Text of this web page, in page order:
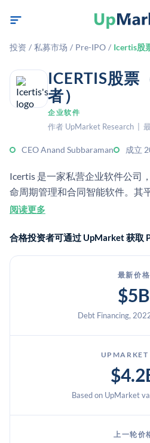
投资 / 私募市场 / Pre-IPO / Icertis股
ICERTIS股票
者）
企业软件
作者 UpMarket Research |
CEO Anand Subbaraman 成立
Icertis 是一家私营企业软件公司
命周期管理和合同智能软件。其
围内实现合同的数字化、管理和
阅读更多
合格投资者可通过 UpMarket 获取
最新价格
$5B
Debt Financing,
UPMARKET
Based on UpMarket
上一轮价